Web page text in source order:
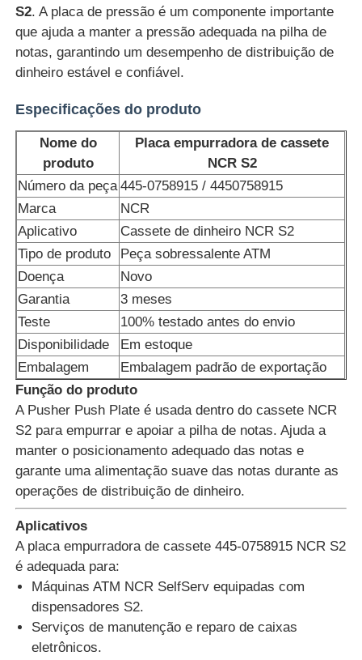
Casa
Produtos
Vídeos
Quem Somos
Fábrica
Controle de Qualidade
Fale Conosco
notícias
Todos os casos
Pedir um orçamento
S2. A placa de pressão é um componente importante
que ajuda a manter a pressão adequada na pilha de
notas, garantindo um desempenho de distribuição de
dinheiro estável e confiável.
Especificações do produto
Nome do
produto
Placa empurradora de cassete
NCR S2
Número da peça 445-0758915 / 4450758915
Marca
NCR
Aplicativo
Cassete de dinheiro NCR S2
Tipo de produto
Peça sobressalente ATM
Doença
Novo
Garantia
3 meses
Teste
100% testado antes do envio
Disponibilidade
Em estoque
Embalagem
Embalagem padrão de exportação
Função do produto
A Pusher Push Plate é usada dentro do cassete NCR
S2 para empurrar e apoiar a pilha de notas. Ajuda a
manter o posicionamento adequado das notas e
garante uma alimentação suave das notas durante as
operações de distribuição de dinheiro.
Aplicativos
A placa empurradora de cassete 445-0758915 NCR S2
é adequada para:
Máquinas ATM NCR SelfServ equipadas com
dispensadores S2.
Serviços de manutenção e reparo de caixas
eletrônicos.